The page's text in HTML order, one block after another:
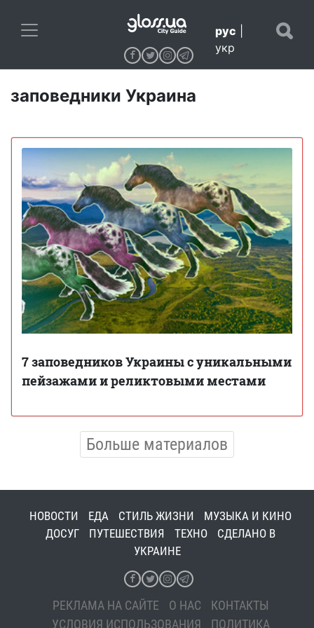
рус
укр
заповедники Украина
7 заповедников Украины с уникальными
пейзажами и реликтовыми местами
Больше материалов
НОВОСТИ ЕДА СТИЛЬ ЖИЗНИ
МУЗЫКА И КИНО
ДОСУГ
ПУТЕШЕСТВИЯ ТЕХНО
СДЕЛАНО В
УКРАИНЕ
РЕКЛАМА НА САЙТЕ О НАС
КОНТАКТЫ
УСЛОВИЯ ИСПОЛЬЗОВАНИЯ
ПОЛИТИКА